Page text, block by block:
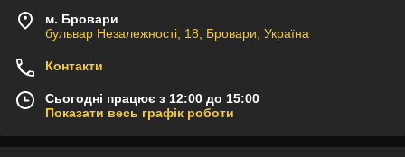
м. Бровари
бульвар Незалежності, 18, Бровари, Україна
Контакти
Сьогодні працює з 12:00 до 15:00
Показати весь графік роботи